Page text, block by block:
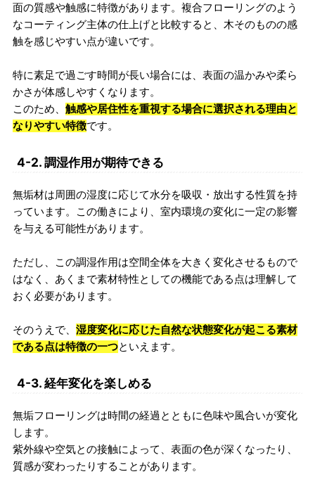
面の質感や触感に特徴があります。複合フローリングのよう
なコーティング主体の仕上げと比較すると、木そのものの感
触を感じやすい点が違いです。
特に素足で過ごす時間が長い場合には、表面の温かみや柔ら
かさが体感しやすくなります。
このため、 触感や居住性を重視する場合に選択される理由と
なりやすい特徴です。
4-2. 調湿作用が期待できる
無垢材は周囲の湿度に応じて水分を吸収・放出する性質を持
っています。この働きにより、室内環境の変化に一定の影響
を与える可能性があります。
ただし、この調湿作用は空間全体を大きく変化させるもので
はなく、あくまで素材特性としての機能である点は理解して
おく必要があります。
そのうえで、 湿度変化に応じた自然な状態変化が起こる素材
である点は特徴の一つといえます。
4-3. 経年変化を楽しめる
無垢フローリングは時間の経過とともに色味や風合いが変化
します。
紫外線や空気との接触によって、表面の色が深くなったり、
質感が変わったりすることがあります。